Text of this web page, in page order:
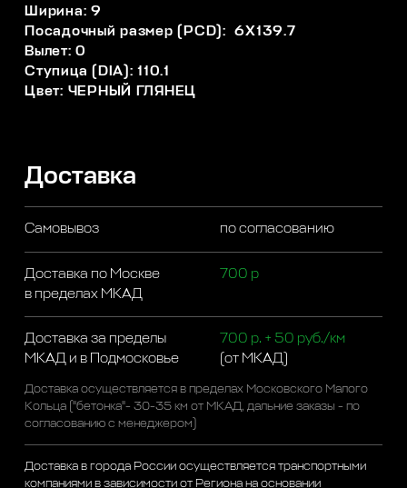
Ширина: 9
Посадочный размер (PCD): 6X139.7
Вылет: 0
Ступица (DIA): 110.1
Цвет: ЧЕРНЫЙ ГЛЯНЕЦ
Доставка
Самовывоз по согласованию
Доставка по Москве
в пределах МКАД
700 р
Доставка за пределы
МКАД и в Подмосковье
700 р. + 50 руб./км
(от МКАД)
Доставка осуществляется в пределах Московского Малого
Кольца ("бетонка"- 30-35 км от МКАД, дальние заказы - по
согласованию с менеджером)
Доставка в города России осуществляется транспортными
компаниями в зависимости от Региона на основании